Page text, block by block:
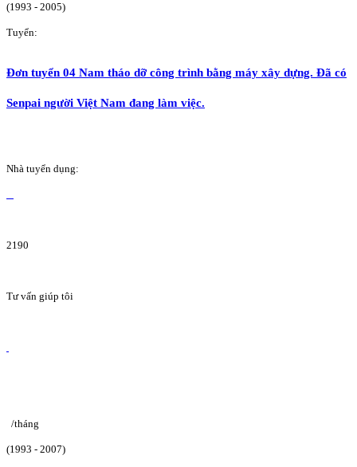
(1993 - 2005)
Tuyển:
Đơn tuyển 04 Nam tháo dỡ công trình bằng máy xây dựng. Đã có
Senpai người Việt Nam đang làm việc.
Nhà tuyển dụng:
2190
Tư vấn giúp tôi
/tháng
(1993 - 2007)